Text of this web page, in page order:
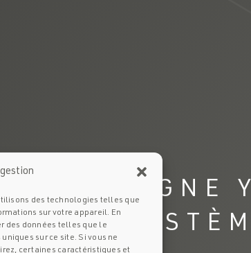
des technologies telles que
sur votre appareil. En
des données telles que le
sur ce site. Si vous ne
certaines caractéristiques et
LIGNE Y